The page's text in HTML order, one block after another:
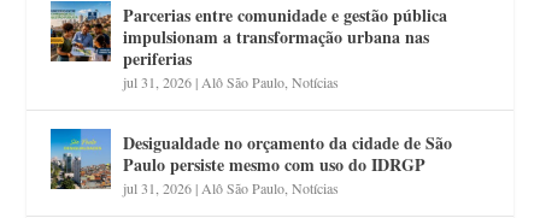
Parcerias entre comunidade e gestão pública
impulsionam a transformação urbana nas
periferias
jul 31, 2026| Alô São Paulo ,Notícias
Desigualdade no orçamento da cidade de São
Paulo persiste mesmo com uso do IDRGP
jul 31, 2026| Alô São Paulo ,Notícias